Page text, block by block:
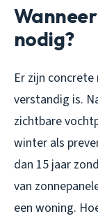
nodig?
Er zijn
verstandig is.
zichtbare
winter als
dan 15 jaar
van
een woning.